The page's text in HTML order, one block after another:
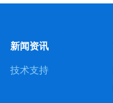
新闻资讯
技术支持